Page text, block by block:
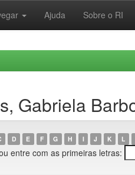
Ajuda Sobre o RI
Gabriela
D E F G H I J K L
entre com as primeiras letras: